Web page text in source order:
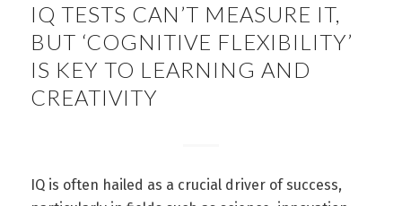
IQ TESTS CAN’T MEASURE IT,
BUT ‘COGNITIVE FLEXIBILITY’
IS KEY TO LEARNING AND
CREATIVITY
IQ is often hailed as a crucial driver of success,